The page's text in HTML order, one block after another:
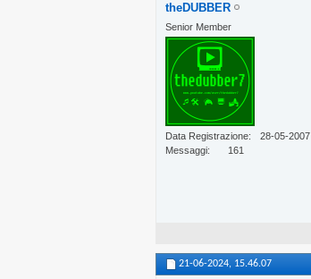
theDUBBER
Senior Member
Data Registrazione
28-05-2007
Messaggi
161
21-06-2024, 15.46.07